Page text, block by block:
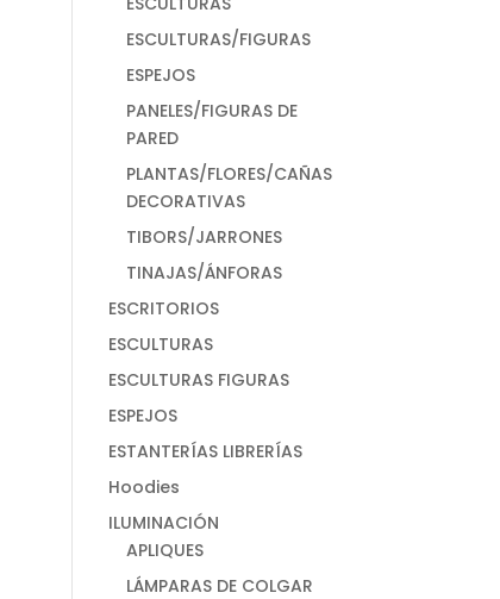
ESCULTURAS/FIGURAS
ESPEJOS
PANELES/FIGURAS DE
PARED
PLANTAS/FLORES/CAÑAS
DECORATIVAS
TIBORS/JARRONES
TINAJAS/ÁNFORAS
ESCRITORIOS
ESCULTURAS
ESCULTURAS FIGURAS
ESPEJOS
ESTANTERÍAS LIBRERÍAS
Hoodies
ILUMINACIÓN
APLIQUES
LÁMPARAS DE COLGAR